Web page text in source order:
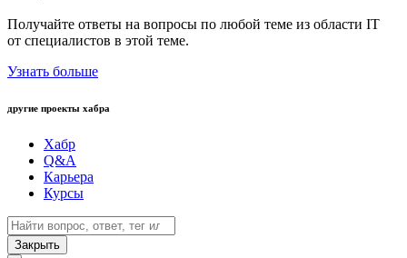
Получайте ответы на вопросы по любой теме из области IT
от специалистов в этой теме.
Узнать больше
другие проекты хабра
Хабр
Q&A
Карьера
Курсы
Закрыть